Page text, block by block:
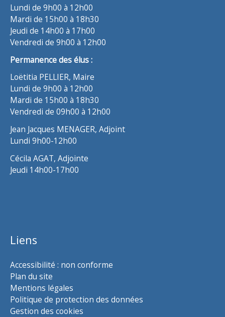
Lundi de 9h00 à 12h00
Mardi de 15h00 à 18h30
Jeudi de 14h00 à 17h00
Vendredi de 9h00 à 12h00
Permanence des élus :
Loëtitia PELLIER, Maire
Lundi de 9h00 à 12h00
Mardi de 15h00 à 18h30
Vendredi de 09h00 à 12h00
Jean Jacques MENAGER, Adjoint
Lundi 9h00-12h00
Cécila AGAT, Adjointe
Jeudi 14h00-17h00
Liens
Accessibilité : non conforme
Plan du site
Mentions légales
Politique de protection des données
Gestion des cookies